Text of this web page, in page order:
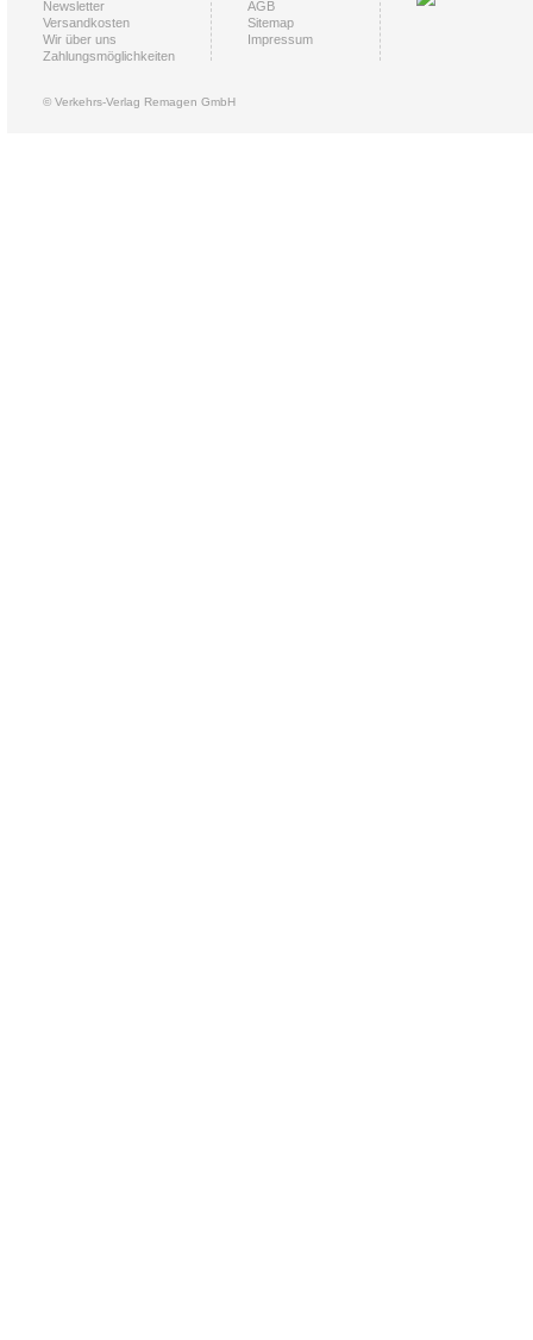
Newsletter
Versandkosten
Wir über uns
Zahlungsmöglichkeiten
AGB
Sitemap
Impressum
© Verkehrs-Verlag Remagen GmbH